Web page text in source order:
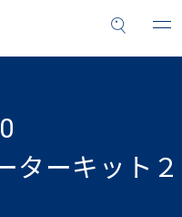
ターキット２